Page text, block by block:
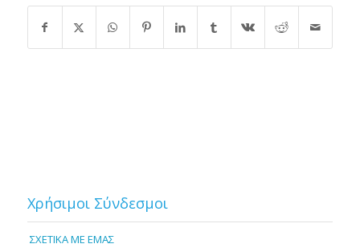
Χρήσιμοι Σύνδεσμοι
ΣΧΕΤΙΚΑ ΜΕ ΕΜΑΣ